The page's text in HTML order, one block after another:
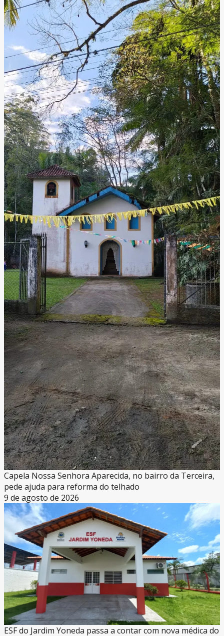
Capela Nossa Senhora Aparecida, no bairro da Terceira,
pede ajuda para reforma do telhado
9 de agosto de 2026
ESF do Jardim Yoneda passa a contar com nova médica do